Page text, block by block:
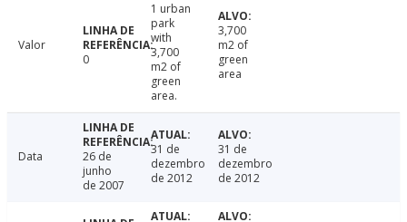
Valor
0
1 urban
park
with
3,700
m2 of
green
area.
3,700
m2 of
green
area
Data
26 de
junho
de 2007
31 de
dezembro
de 2012
31 de
dezembro
de 2012